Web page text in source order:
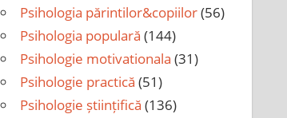
Psihologia părintilor&copiilor(56)
Psihologia populară (144)
Psihologie motivationala (31)
Psihologie practică (51)
Psihologie științifică (136)